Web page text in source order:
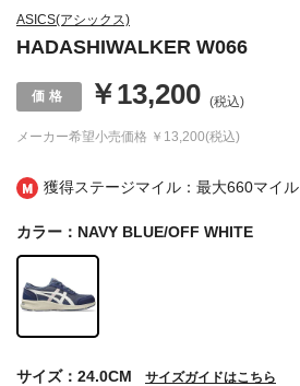
獲得ステージマイル：最大660マイル
ASICS(アシックス)
HADASHIWALKER W066
メーカー希望小売価格 ￥13,200(税込)
￥13,200 (税込)
カラー：NAVY BLUE/OFF WHITE
サイズ：24.0CM サイズガイドはこちら